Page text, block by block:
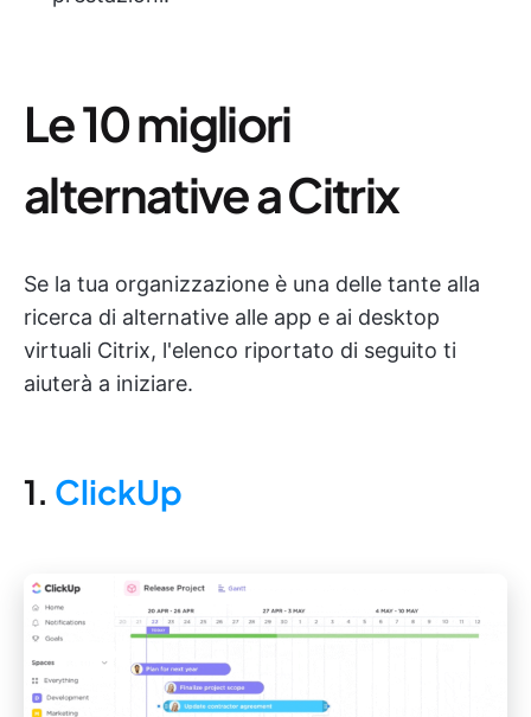
Le 10 migliori
alternative a Citrix
Se la tua organizzazione è una delle tante alla
ricerca di alternative alle app e ai desktop
virtuali Citrix, l'elenco riportato di seguito ti
aiuterà a iniziare.
1. ClickUp